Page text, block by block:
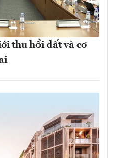
thu hồi đất và cơ